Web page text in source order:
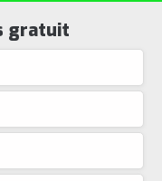
gratuit